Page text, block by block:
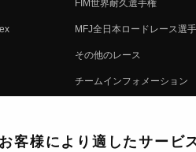
FIM世界耐久選手権
MFJ全日本ロードレース選
その他のレース
チームインフォメーション
レースムービー
客様により適したサービ